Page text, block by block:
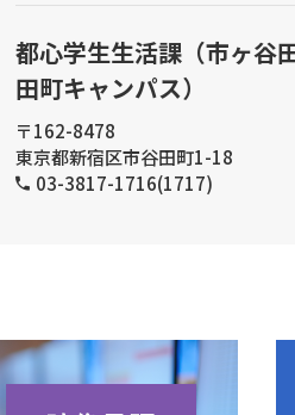
都心学生生活課（市ヶ谷
田町キャンパス）
〒162-8478
東京都新宿区市谷田町1-18
03-3817-1716(1717)